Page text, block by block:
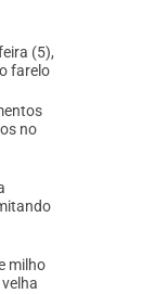
(5),
farelo
no
milho